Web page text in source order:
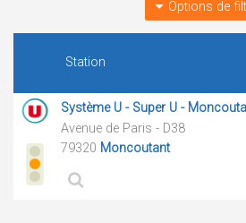
Options de
Station
Système U - Super U -
Avenue de Paris - D38
79320 Moncoutant